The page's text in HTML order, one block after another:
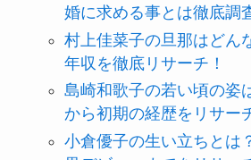
婚に求める事とは徹底調
村上佳菜子の旦那はどん
年収を徹底リサーチ！
島崎和歌子の若い頃の姿
から初期の経歴をリサー
小倉優子の生い立ちとは